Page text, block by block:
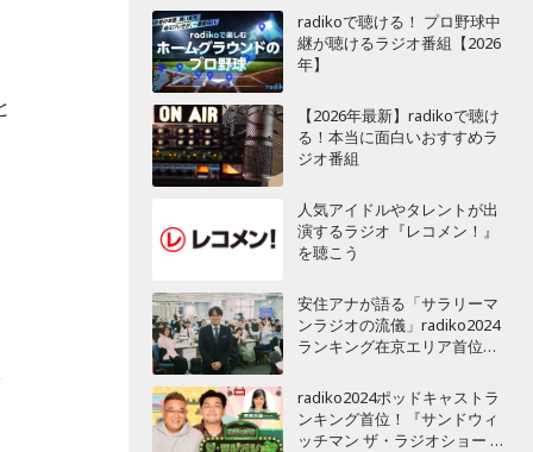
radikoで聴ける！ プロ野球中
継が聴けるラジオ番組【2026
年】
【2026年最新】radikoで聴け
る！本当に面白いおすすめラ
ジオ番組
人気アイドルやタレントが出
演するラジオ『レコメン！』
を聴こう
安住アナが語る「サラリーマ
ンラジオの流儀」radiko2024
ランキング在京エリア首位
曜天国』インタビュー
radiko2024ポッドキャストラ
ンキング首位！『サンドウィ
ッチマン ザ・ラジオショー サ